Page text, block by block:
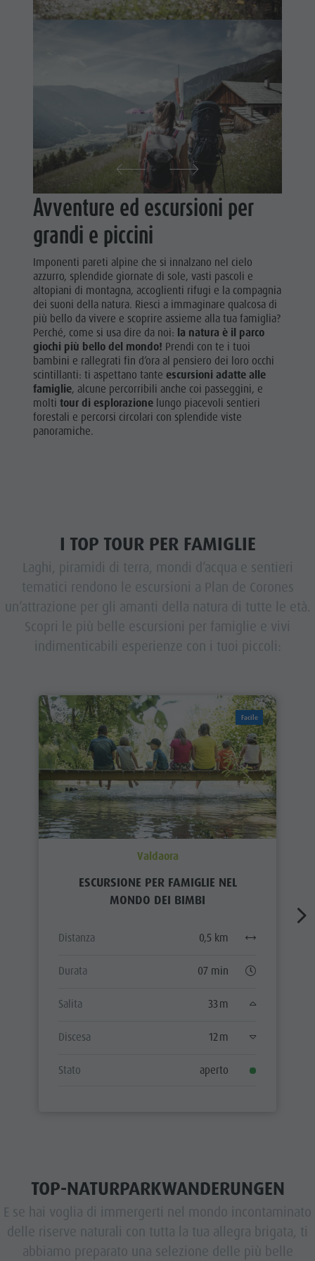
attività
Parapendio
& Voli
tandem
Programmi
di vacanza
Shopping
Dolasilla Saga
Eventi
Guide A-Z
Avventure ed escursioni per
grandi e piccini
Imponenti pareti alpine che si innalzano nel cielo
azzurro, splendide giornate di sole, vasti pascoli e
altopiani di montagna, accoglienti rifugi e la compagnia
dei suoni della natura. Riesci a immaginare qualcosa di
più bello da vivere e scoprire assieme alla tua famiglia?
Perché, come si usa dire da noi: la natura è il parco
giochi più bello del mondo! Prendi con te i tuoi
bambini e rallegrati fin d’ora al pensiero dei loro occhi
scintillanti: ti aspettano tanteescursioni adatte alle
famiglie, alcune percorribili anche coi passeggini, e
moltitour di esplorazione lungo piacevoli sentieri
forestali e percorsi circolari con splendide viste
panoramiche.
I TOP TOUR PER FAMIGLIE
Laghi, piramidi di terra, mondi d’acqua e sentieri
tematici rendono le escursioni a Plan de Corones
un’attrazione per gli amanti della natura di tutte le età.
Scopri le più belle escursioni per famiglie e vivi
indimenticabili esperienze con i tuoi piccoli:
Facile
Valdaora
ESCURSIONE PER FAMIGLIE NEL
MONDO DEI BIMBI
Distanza 0,5 km
Durata 07 min
Salita 33 m
Discesa 12 m
Stato aperto
TOP-NATURPARKWANDERUNGEN
E se hai voglia di immergerti nel mondo incontaminato
delle riserve naturali con tutta la tua allegra brigata, ti
abbiamo preparato una selezione delle più belle